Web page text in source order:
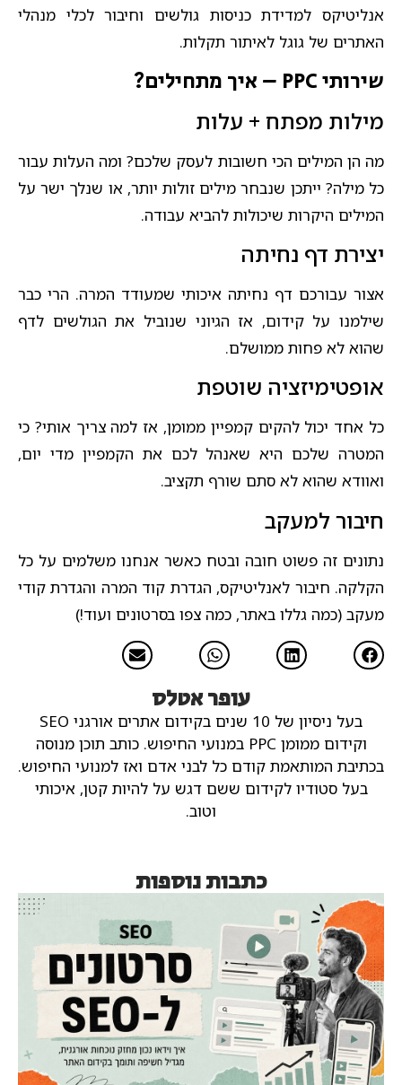
אנליטיקס למדידת כניסות גולשים וחיבור לכלי מנהלי
האתרים של גוגל לאיתור תקלות.​
שירותי PPC – איך מתחילים?
מילות מפתח + עלות​
מה הן המילים הכי חשובות לעסק שלכם? ומה העלות עבור
כל מילה? ייתכן שנבחר מילים זולות יותר, או שנלך ישר על
המילים היקרות שיכולות להביא עבודה.​
יצירת דף נחיתה
אצור עבורכם דף נחיתה איכותי שמעודד המרה. הרי כבר
שילמנו על קידום, אז הגיוני שנוביל את הגולשים לדף
שהוא לא פחות ממושלם.
אופטימיזציה שוטפת
כל אחד יכול להקים קמפיין ממומן, אז למה צריך אותי? כי
המטרה שלכם היא שאנהל לכם את הקמפיין מדי יום,
ואוודא שהוא לא סתם שורף תקציב.​
חיבור למעקב
נתונים זה פשוט חובה ובטח כאשר אנחנו משלמים על כל
הקלקה. חיבור לאנליטיקס, הגדרת קוד המרה והגדרת קודי
מעקב (כמה גללו באתר, כמה צפו בסרטונים ועוד!)​
עופר אטלס
בעל ניסיון של 10 שנים בקידום אתרים אורגני SEO
וקידום ממומן PPC במנועי החיפוש.
כותב תוכן מנוסה
בכתיבת המותאמת קודם כל לבני אדם ואז למנועי החיפוש.
בעל סטודיו לקידום ששם דגש על להיות קטן, איכותי
וטוב.
כתבות נוספות